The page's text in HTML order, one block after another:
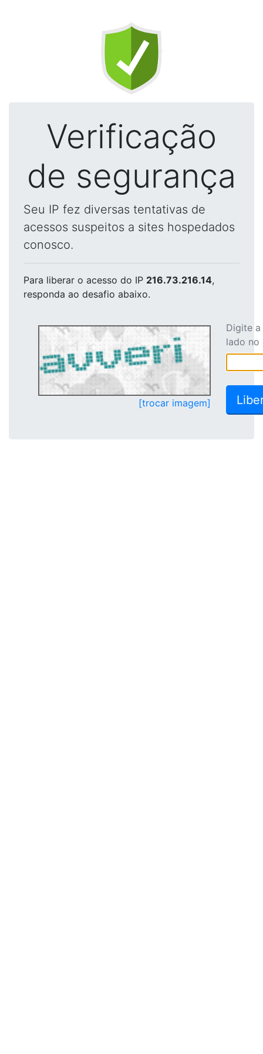
Verificação
de segurança
Seu IP fez diversas tentativas de
acessos suspeitos a sites hospedados
conosco.
Para liberar o acesso do IP 216.73.216.14,
responda ao desafio abaixo.
[trocar imagem]
Digite
lado no